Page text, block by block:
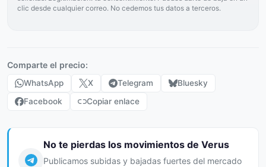
clic desde cualquier correo. No cedemos tus datos a terceros.
Comparte el precio:
WhatsApp X Telegram
Bluesky
Facebook
Copiar enlace
No te pierdas los movimientos de Verus
Publicamos subidas y bajadas fuertes del mercado